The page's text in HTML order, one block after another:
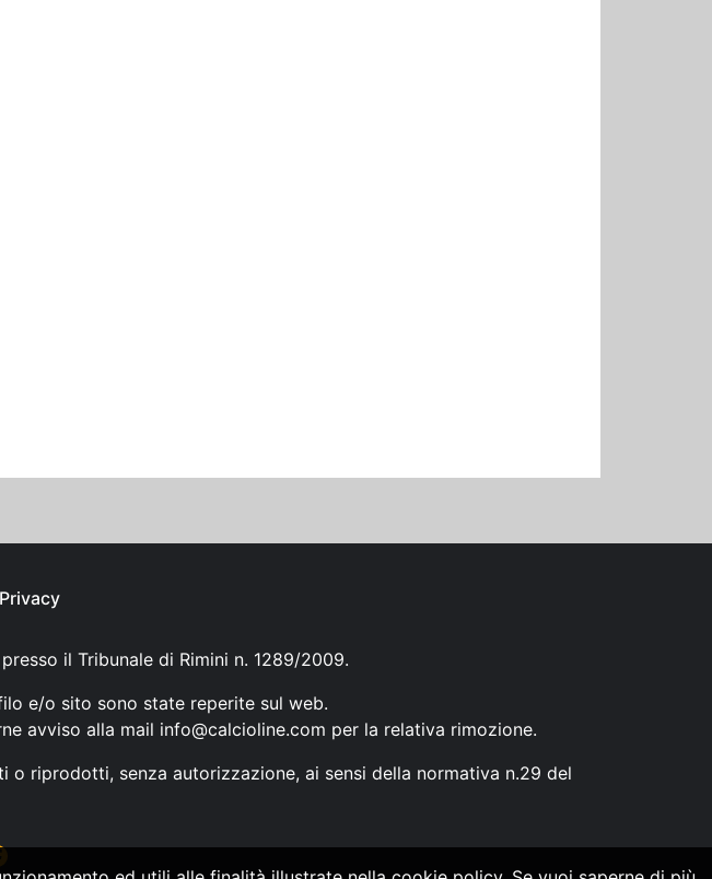
Privacy
il Tribunale di Rimini n. 1289/2009.
e/o sito sono state reperite sul web.
avviso alla mail info@calcioline.com per la relativa rimozione.
riprodotti, senza autorizzazione, ai sensi della normativa n.29 del